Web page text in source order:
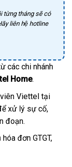
từng tháng sẽ có
liên hệ hotline
các chi nhánh
Home.
Viettel tại
xử lý sự cố,
đoạn.
đơn GTGT,